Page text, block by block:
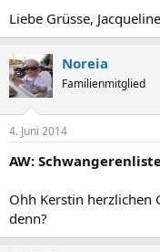
Liebe Grüsse, Jacqueline
Noreia
Familienmitglied
4. Juni 2014
AW:
Ohh Kerstin herzlichen
denn?